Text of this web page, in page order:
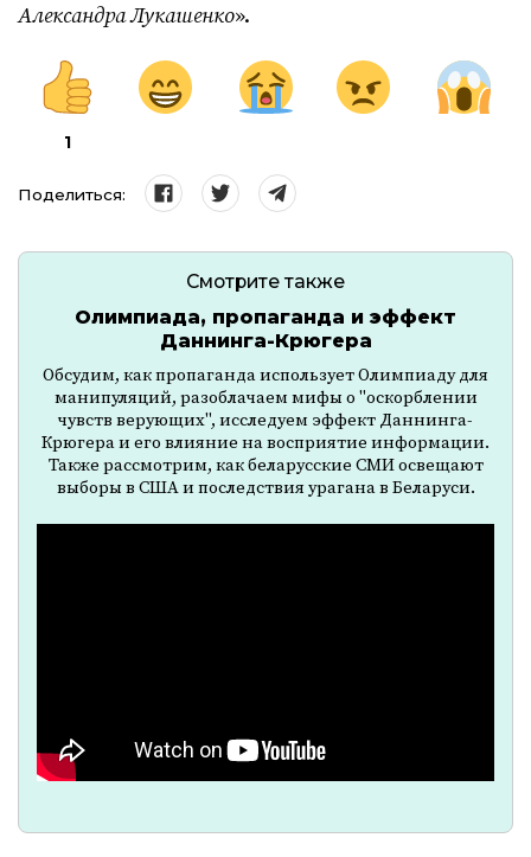
Александра Лукашенко».
1
Поделиться:
Смотрите также
Олимпиада, пропаганда и эффект
Даннинга-Крюгера
Обсудим, как пропаганда использует Олимпиаду для
манипуляций, разоблачаем мифы о "оскорблении
чувств верующих", исследуем эффект Даннинга-
Крюгера и его влияние на восприятие информации.
Также рассмотрим, как беларусские СМИ освещают
выборы в США и последствия урагана в Беларуси.